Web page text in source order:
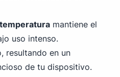
mantiene el
uso intenso.
resultando en un
de tu dispositivo.